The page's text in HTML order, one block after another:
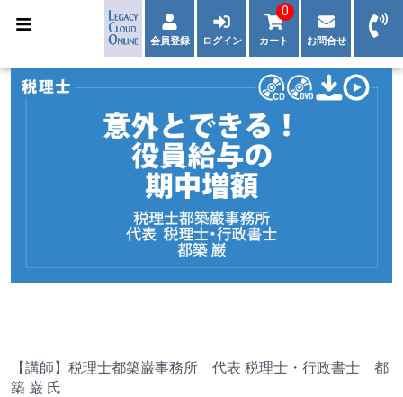
会員登録 ログイン カート
0
お問合せ
【講師】税理士都築巌事務所 代表 税理士・行政書士 都
築 巌 氏